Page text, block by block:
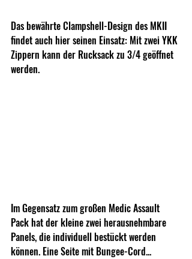
Das bewährte Clampshell-Design des MKII
findet auch hier seinen Einsatz: Mit zwei YKK
Zippern kann der Rucksack zu 3/4 geöffnet
werden.
Im Gegensatz zum großen Medic Assault
Pack hat der kleine zwei herausnehmbare
Panels, die individuell bestückt werden
können. Eine Seite mit Bungee-Cord...